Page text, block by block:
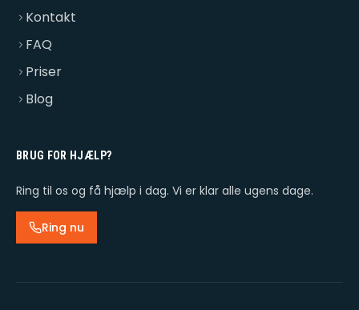
Kontakt
FAQ
Priser
Blog
BRUG FOR HJÆLP?
Ring til os og få hjælp i dag. Vi er klar alle ugens dage.
Ring nu